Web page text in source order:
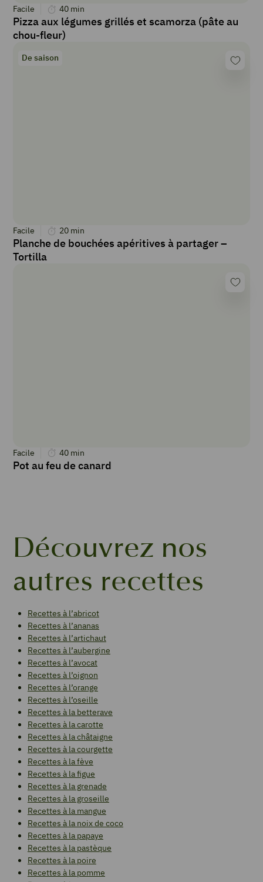
Facile 40 min
Pizza aux légumes grillés et scamorza (pâte au
chou-fleur)
De saison
Facile 20 min
Planche de bouchées apéritives à partager –
Tortilla
Facile 40 min
Pot au feu de canard
Découvrez nos
autres recettes
Recettes à l’abricot
Recettes à l’ananas
Recettes à l’artichaut
Recettes à l’aubergine
Recettes à l’avocat
Recettes à l’oignon
Recettes à l’orange
Recettes à l’oseille
Recettes à la betterave
Recettes à la carotte
Recettes à la châtaigne
Recettes à la courgette
Recettes à la fève
Recettes à la figue
Recettes à la grenade
Recettes à la groseille
Recettes à la mangue
Recettes à la noix de coco
Recettes à la papaye
Recettes à la pastèque
Recettes à la poire
Recettes à la pomme